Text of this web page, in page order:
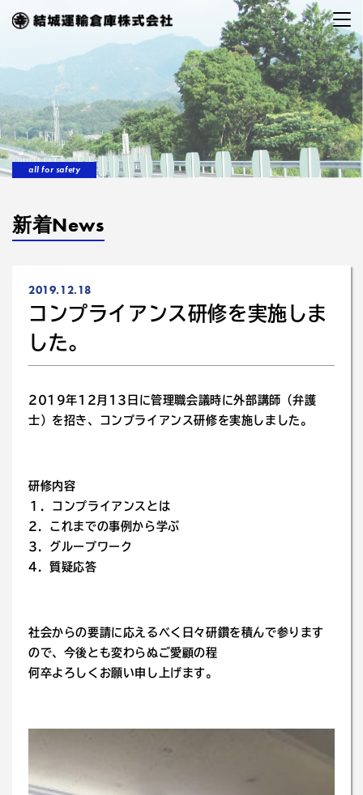
all for safety
新着News
2019.12.18
コンプライアンス研修を実施しま
した。
2019年12月13日に管理職会議時に外部講師（弁護
士）を招き、コンプライアンス研修を実施しました。
研修内容
１．コンプライアンスとは
2．これまでの事例から学ぶ
3．グループワーク
4．質疑応答
社会からの要請に応えるべく日々研鑽を積んで参ります
ので、今後とも変わらぬご愛顧の程
何卒よろしくお願い申し上げます。